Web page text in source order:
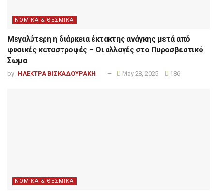
ΝΟΜΙΚΑ & ΘΕΣΜΙΚΑ
Μεγαλύτερη η διάρκεια έκτακτης ανάγκης μετά από
φυσικές καταστροφές – Οι αλλαγές στο Πυροσβεστικό
Σώμα
by ΗΛΕΚΤΡΑ ΒΙΣΚΑΔΟΥΡΑΚΗ May 28, 2025 186
ΝΟΜΙΚΑ & ΘΕΣΜΙΚΑ